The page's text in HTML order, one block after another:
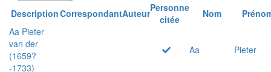
DescriptionCorrespondantAuteurPersonne
citée
Nom
Aa Pieter
van der
(1659?
-1733)
Aa Pieter